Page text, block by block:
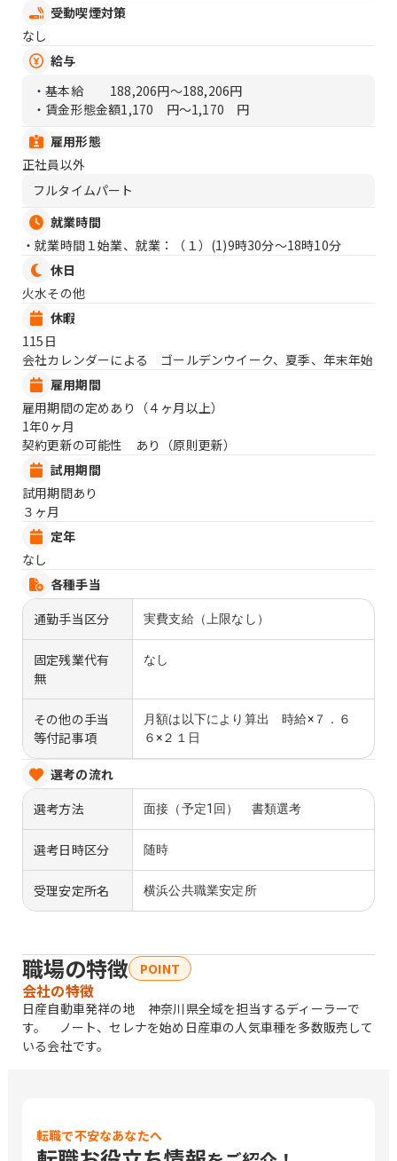
受動喫煙対策
なし
給与
・基本給
188,206円〜188,206円
・賃金形態金額1,170 円〜1,170 円
雇用形態
正社員以外
フルタイムパート
就業時間
・就業時間１始業、就業：（１） (1)9時30分〜18時10分
休日
火水その他
休暇
115日
会社カレンダーによる ゴールデンウイーク、夏季、年末年始
雇用期間
雇用期間の定めあり（４ヶ月以上）
1年0ヶ月
契約更新の可能性 あり（原則更新）
試用期間
試用期間あり
３ヶ月
定年
なし
各種手当
通勤手当区分
実費支給（上限なし）
固定残業代有
無
なし
その他の手当
等付記事項
月額は以下により算出 時給×７．６
６×２１日
選考の流れ
選考方法
面接（予定1回） 書類選考
選考日時区分 随時
受理安定所名 横浜公共職業安定所
職場の特徴 POINT
会社の特徴
日産自動車発祥の地 神奈川県全域を担当するディーラーで
す。 ノート、セレナを始め日産車の人気車種を多数販売して
いる会社です。
転職で不安なあなたへ